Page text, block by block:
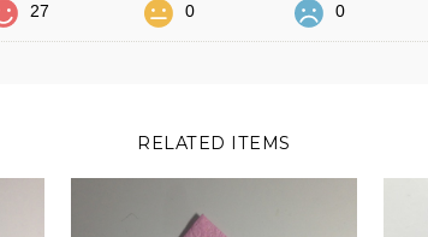
27 0 0
RELATED ITEMS